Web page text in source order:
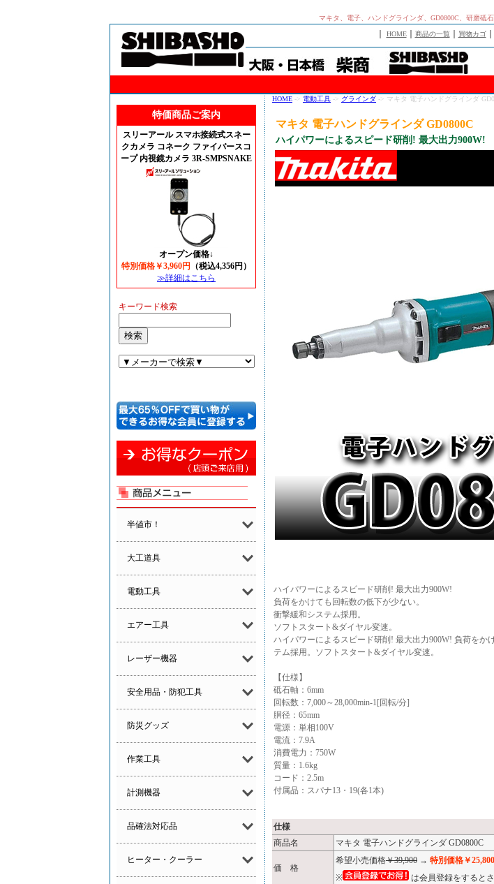
マキタ、電子、ハンドグラインダ、GD0800C、研磨砥
HOME｜ 商品の一覧 買物カゴ｜
特価商品ご案内
スリーアール スマホ接続式スネー
クカメラ コネーク ファイバースコ
ープ 内視鏡カメラ 3R-SMPSNAKE
オープン価格↓
特別価格￥3,960円
（税込4,356円）
≫詳細はこちら
キーワード検索
半値市！
大工道具
電動工具
エアー工具
レーザー機器
安全用品・防犯工具
防災グッズ
作業工具
計測機器
品確法対応品
ヒーター・クーラー
HOME -> 電動工具 -> グラインダ -> マキタ 電子ハンドグラインダ
マキタ 電子ハンドグラインダ GD0800C
ハイパワーによるスピード研削! 最大出力900W!
ハイパワーによるスピード研削! 最大出力900W!
負荷をかけても回転数の低下が少ない。
衝撃緩和システム採用。
ソフトスタート&ダイヤル変速。
ハイパワーによるスピード研削! 最大出力900W! 負荷をか
テム採用。ソフトスタート&ダイヤル変速。
【仕様】
砥石軸：6mm
回転数：7,000～28,000min-1[回転/分]
胴径：65mm
電源：単相100V
電流：7.9A
消費電力：750W
質量：1.6kg
コード：2.5m
付属品：スパナ13・19(各1本)
仕様
商品名
マキタ 電子ハンドグラインダ GD0800C
価 格
希望小売価格￥39,900 → 特別価格￥
※
は会員登録をすると